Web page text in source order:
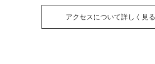
アクセスについて詳しく見る